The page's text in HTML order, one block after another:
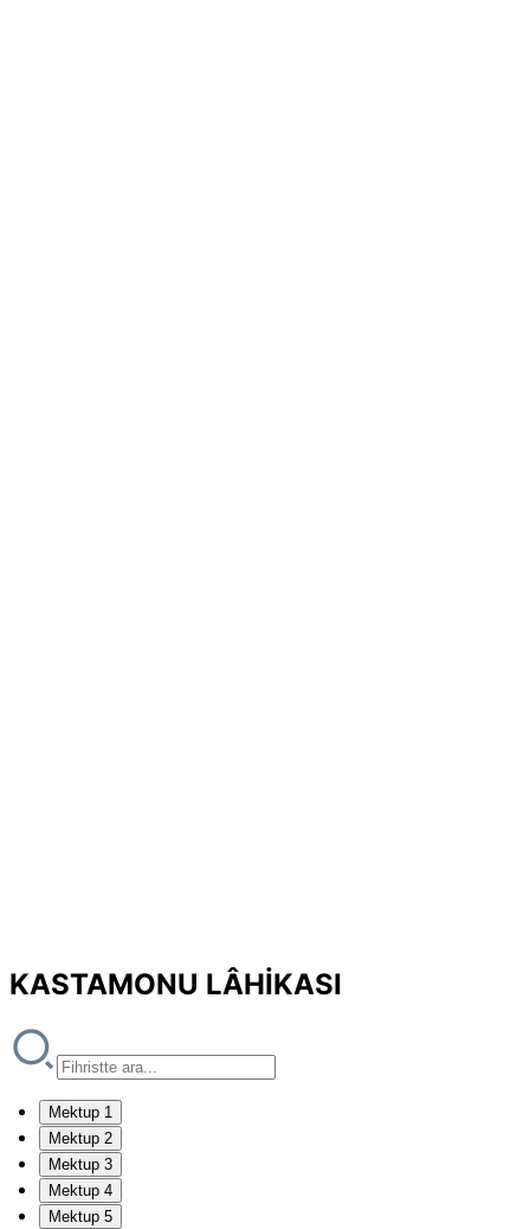
KASTAMONU LÂHİKASI
Mektup 1
Mektup 2
Mektup 3
Mektup 4
Mektup 5